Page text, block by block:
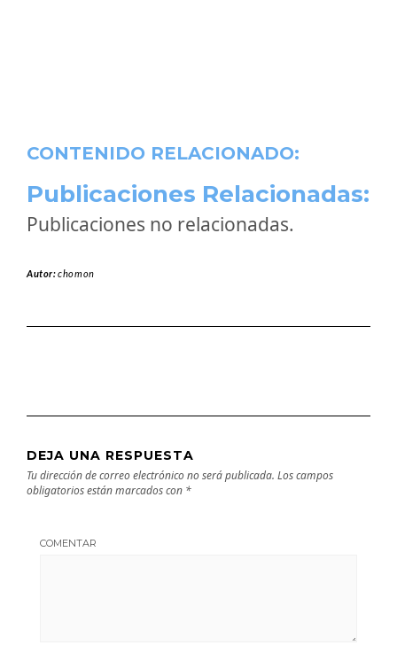
CONTENIDO RELACIONADO:
Publicaciones Relacionadas:
Publicaciones no relacionadas.
Autor:chomon
DEJA UNA RESPUESTA
Tu dirección de correo electrónico no será publicada. Los campos
obligatorios están marcados con *
COMENTAR